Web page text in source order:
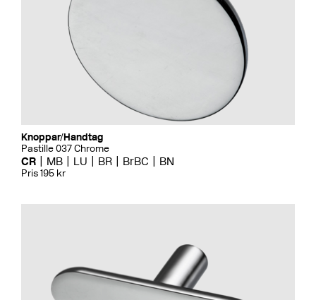
Knoppar/Handtag
Pastille 037 Chrome
CR MB LU BR BrBC BN
Pris 195 kr